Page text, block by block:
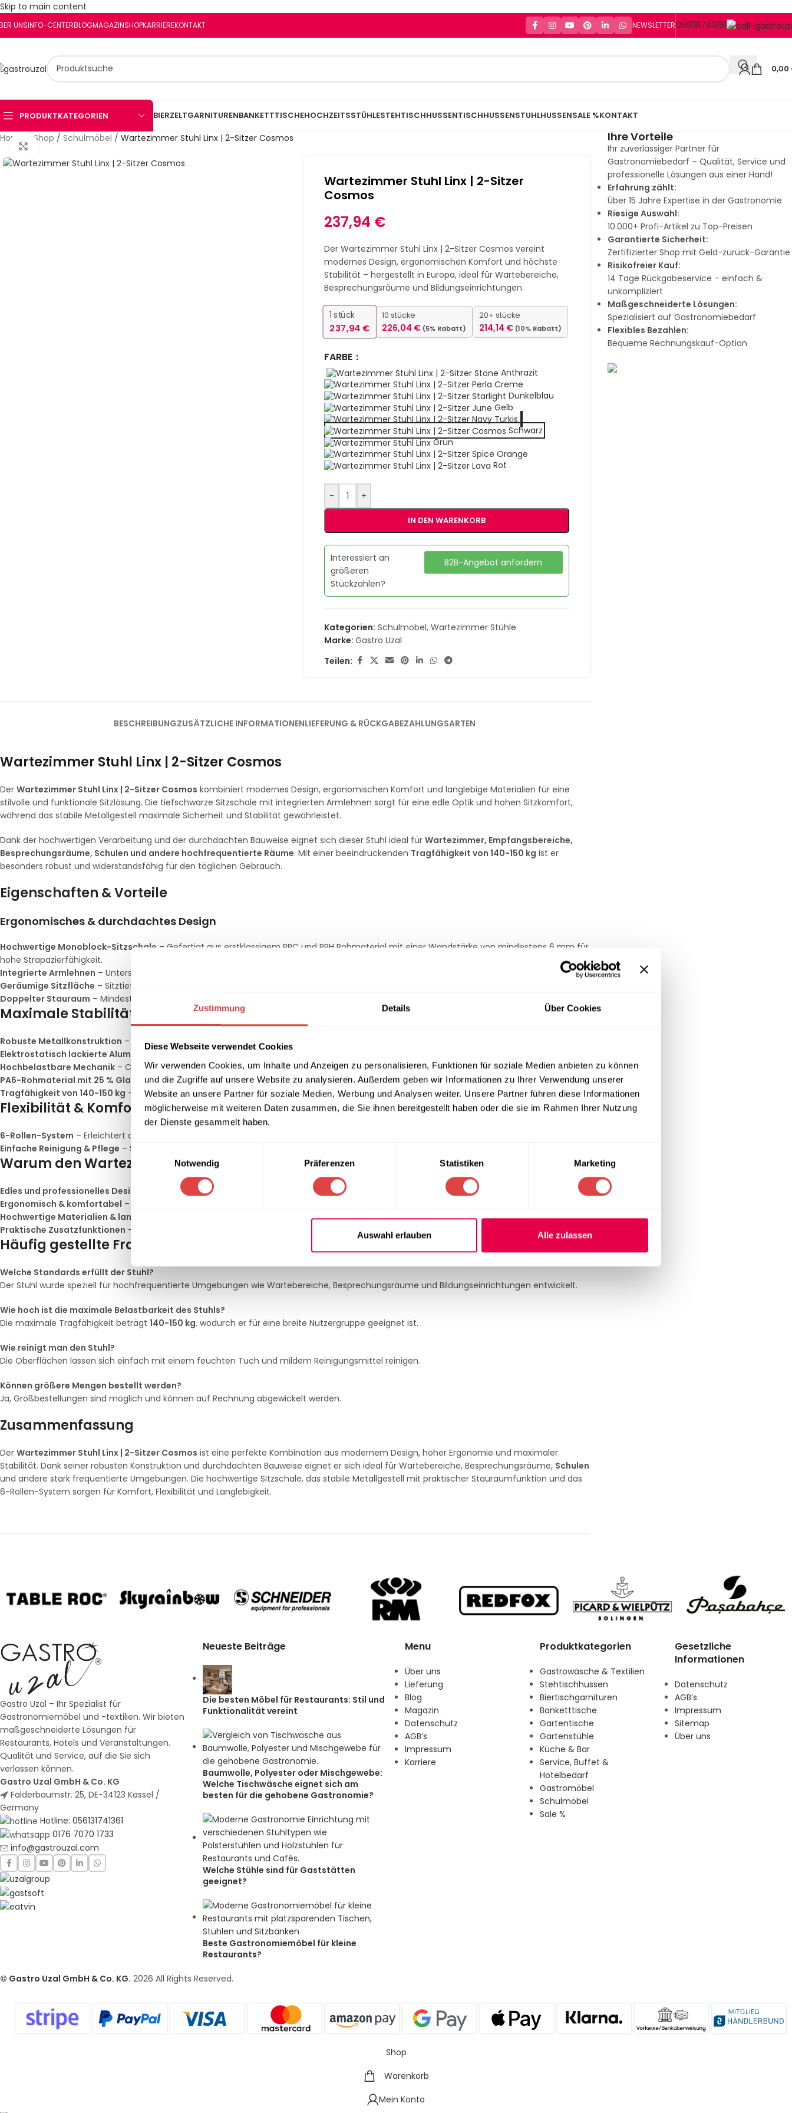
Zustimmung Details Über Cookies
Diese Webseite verwendet Cookies
Wir verwenden Cookies, um Inhalte und Anzeigen zu personalisieren, Funktionen für soziale Medien anbieten zu können
und die Zugriffe auf unsere Website zu analysieren. Außerdem geben wir Informationen zu Ihrer Verwendung unserer
Website an unsere Partner für soziale Medien, Werbung und Analysen weiter. Unsere Partner führen diese Informationen
möglicherweise mit weiteren Daten zusammen, die Sie ihnen bereitgestellt haben oder die sie im Rahmen Ihrer Nutzung
der Dienste gesammelt haben.
Einwilligungsauswahl
Notwendig
Präferenzen Statistiken Marketing
Auswahl erlauben Alle zulassen
Skip to main content
UNSINFO-CENTERBLOGMAGAZINSHOPKARRIEREKONTAKT NEWSLETTER056131741361
0,00
PRODUKTKATEGORIEN BIERZELTGARNITURENBANKETTTISCHEHOCHZEITSSTÜHLESTEHTISCHHUSSENTISCHHUSSENSTUHLHUSSENSALE %KONTAKT
Home Shop / Schulmöbel / Wartezimmer Stuhl Linx | 2-Sitzer Cosmos
Schau Video
Klick zum Vergrößern
Wartezimmer Stuhl Linx | 2-Sitzer
Cosmos
237,94 €
Der Wartezimmer Stuhl Linx | 2-Sitzer Cosmos vereint
modernes Design, ergonomischen Komfort und höchste
Stabilität – hergestellt in Europa, ideal für Wartebereiche,
Besprechungsräume und Bildungseinrichtungen.
1 stück
237,94 €
10 stücke
226,04 € (5% Rabatt)
20+ stücke
214,14 € (10% Rabatt)
FARBE
Anthrazit
Creme
Dunkelblau
Gelb
Türkis
Schwarz
Grün
Orange
Rot
- +
IN DEN WARENKORB
Interessiert an
größeren
Stückzahlen?
B2B-Angebot anfordern
Kategorien: Schulmöbel, Wartezimmer Stühle
Marke:Gastro Uzal
Teilen:
BESCHREIBUNGZUSÄTZLICHE INFORMATIONENLIEFERUNG & RÜCKGABEZAHLUNGSARTEN
Wartezimmer Stuhl Linx | 2-Sitzer Cosmos
Der Wartezimmer Stuhl Linx | 2-Sitzer Cosmos kombiniert modernes Design, ergonomischen Komfort und langlebige Materialien für eine
stilvolle und funktionale Sitzlösung. Die tiefschwarze Sitzschale mit integrierten Armlehnen sorgt für eine edle Optik und hohen Sitzkomfort,
während das stabile Metallgestell maximale Sicherheit und Stabilität gewährleistet.
Dank der hochwertigen Verarbeitung und der durchdachten Bauweise eignet sich dieser Stuhl ideal für Wartezimmer, Empfangsbereiche,
Besprechungsräume, Schulen und andere hochfrequentierte Räume. Mit einer beeindruckenden Tragfähigkeit von 140-150 kg ist er
besonders robust und widerstandsfähig für den täglichen Gebrauch.
Eigenschaften & Vorteile
Ergonomisches & durchdachtes Design
Hochwertige Monoblock-Sitzschale – Gefertigt aus erstklassigem PPC und PPH Rohmaterial mit einer Wandstärke von mindestens 6 mm für
hohe Strapazierfähigkeit.
Integrierte Armlehnen – Unterstützen eine gesunde Sitzhaltung und erhöhen den Komfort.
Geräumige Sitzfläche – Sitztiefe von 43 cm, Breite von 45 cm, Sitzhöhe von 46 cm für optimalen Komfort.
Doppelter Stauraum – Mindestens 40 cm breite Öffnung in den Beinen, ideal zur Ablage von Taschen oder persönlichen Gegenständen.
Maximale Stabilität & Belastbarkeit
Robuste Metallkonstruktion – Das Gestell besteht aus einem 4 kg schweren, monolithischen 4-Fuß-Rahmen für hohe Stabilität.
Elektrostatisch lackierte Aluminiumverbindungen
Hochbelastbare Mechanik – CNC-gefertigte Cestamid-Lager und massive Metallachsen für langfristige Nutzung.
PA6-Rohmaterial mit 25 % Glasfaserzusatz– Verstärkt die Haltbarkeit und Widerstandsfähigkeit.
Tragfähigkeit von 140-150 kg – Besonders robust für eine breite Nutzergruppe.
Flexibilität & Komfort für den Alltag
6-Rollen-System – Erleichtert die Bewegung und ermöglicht flexible Raumnutzung.
Einfache Reinigung & Pflege – Sitzfläche und Gestell lassen sich mühelos mit einem feuchten Tuch und mildem Reinigungsmittel reinigen.
Warum den Wartezimmer Stuhl Linx | 2-Sitzer Cosmos wählen?
Edles und professionelles Design
– Die Cosmos-Farbe verleiht Räumen eine stilvolle und moderne Optik.
Ergonomisch & komfortabel – Ideal für längeres Sitzen in Wartebereichen, Besprechungsräumen oder Schulen.
Hochwertige Materialien & langlebige Konstruktion
– Für dauerhaften Einsatz unter hoher Belastung.
Praktische Zusatzfunktionen – Integrierter Stauraum, leichte Reinigung und flexible Bewegung dank Rollen.
Häufig gestellte Fragen (FAQs)
Welche Standards erfüllt der Stuhl?
Der Stuhl wurde speziell für hochfrequentierte Umgebungen wie Wartebereiche, Besprechungsräume und Bildungseinrichtungen entwickelt.
Wie hoch ist die maximale Belastbarkeit des Stuhls?
Die maximale Tragfähigkeit beträgt 140-150 kg, wodurch er für eine breite Nutzergruppe geeignet ist.
Wie reinigt man den Stuhl?
Die Oberflächen lassen sich einfach mit einem feuchten Tuch und mildem Reinigungsmittel reinigen.
Können größere Mengen bestellt werden?
Ja, Großbestellungen sind möglich und können auf Rechnung abgewickelt werden.
Zusammenfassung
Der Wartezimmer Stuhl Linx | 2-Sitzer Cosmos ist eine perfekte Kombination aus modernem Design, hoher Ergonomie und maximaler
Stabilität. Dank seiner robusten Konstruktion und durchdachten Bauweise eignet er sich ideal für Wartebereiche, Besprechungsräume, Schulen
und andere stark frequentierte Umgebungen. Die hochwertige Sitzschale, das stabile Metallgestell mit praktischer Stauraumfunktion und das
6-Rollen-System sorgen für Komfort, Flexibilität und Langlebigkeit.
Ihre Vorteile
Ihr zuverlässiger Partner für
Gastronomiebedarf – Qualität, Service und
professionelle Lösungen aus einer Hand!
Erfahrung zählt:
Über 15 Jahre Expertise in der Gastronomie
Riesige Auswahl:
10.000+ Profi-Artikel zu Top-Preisen
Garantierte Sicherheit:
Zertifizierter Shop mit Geld-zurück-Garantie
Risikofreier Kauf:
14 Tage Rückgabeservice – einfach &
unkompliziert
Maßgeschneiderte Lösungen:
Spezialisiert auf Gastronomiebedarf
Flexibles Bezahlen:
Bequeme Rechnungskauf-Option
Gastro Uzal – Ihr Spezialist für
Gastronomiemöbel und -textilien. Wir bieten
maßgeschneiderte Lösungen für
Restaurants, Hotels und Veranstaltungen.
Qualität und Service, auf die Sie sich
verlassen können.
Gastro Uzal GmbH & Co. KG
Falderbaumstr. 25, DE-34123 Kassel /
Germany
Hotline: 056131741361
0176 7070 1733
info@gastrouzal.com
Neueste Beiträge
Die besten Möbel für Restaurants: Stil und
Funktionalität vereint
Baumwolle, Polyester oder Mischgewebe:
Welche Tischwäsche eignet sich am
besten für die gehobene Gastronomie?
Welche Stühle sind für Gaststätten
geeignet?
Beste Gastronomiemöbel für kleine
Restaurants?
Menu
Über uns
Lieferung
Blog
Magazin
Datenschutz
AGB’s
Impressum
Karriere
Produktkategorien
Gastrowäsche & Textilien
Stehtischhussen
Biertischgarnituren
Banketttische
Gartentische
Gartenstühle
Küche & Bar
Service, Buffet &
Hotelbedarf
Gastromöbel
Schulmöbel
Sale %
Gesetzliche
Informationen
Datenschutz
AGB’s
Impressum
Sitemap
Über uns
© Gastro Uzal GmbH & Co. KG. 2026 All Rights Reserved.
Shop
Warenkorb
Mein Konto